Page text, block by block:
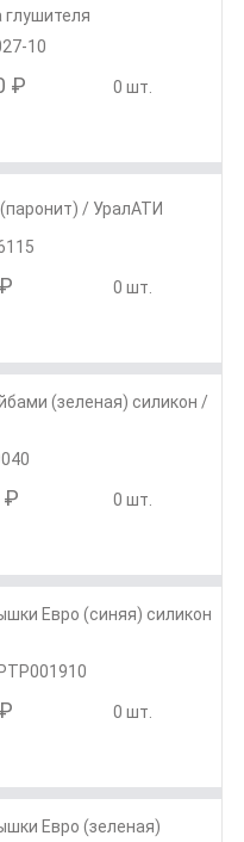
10
₽ 0 шт.
/ УралАТИ
0 шт.
(зеленая) силикон /
₽ 0 шт.
Евро (синяя) силикон
0 шт.
Евро (зеленая)